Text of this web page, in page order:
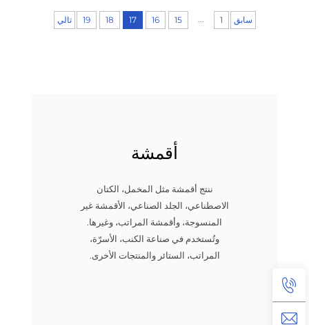
سابق 1
...
15
16
17
18
19 تالي
أقمشة
ننتج أقمشة مثل المخمل، الكتان
الاصطناعي، الجلد الصناعي، الأقمشة غير
المنسوجة، وأقمشة المراتب، وغيرها.
وتُستخدم في صناعة الكنب، الأسرّة،
المراتب، الستائر والمنتجات الأخرى.